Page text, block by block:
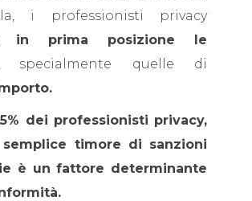
i professionisti privacy
in prima posizione le
specialmente quelle di
dei professionisti privacy,
timore di sanzioni
è un fattore determinante